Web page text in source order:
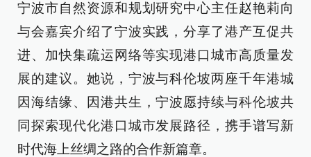
宁波市自然资源和规划研究中心主任赵艳莉向
与会嘉宾介绍了宁波实践，分享了港产互促共
进、加快集疏运网络等实现港口城市高质量发
展的建议。她说，宁波与科伦坡两座千年港城
因海结缘、因港共生，宁波愿持续与科伦坡共
同探索现代化港口城市发展路径，携手谱写新
时代海上丝绸之路的合作新篇章。